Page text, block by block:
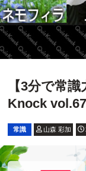
【3分で常
Knock vol.67
常識 山森 彩加